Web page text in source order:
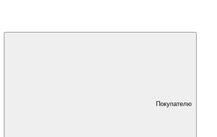
Покупателю